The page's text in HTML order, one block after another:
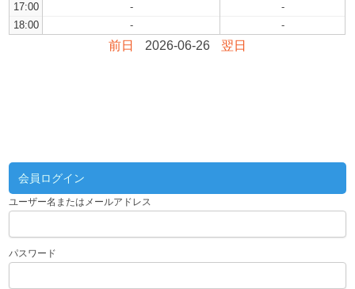
17:00
-
-
18:00
- -
前日 2026-06-26 翌日
会員ログイン
ユーザー名またはメールアドレス
パスワード